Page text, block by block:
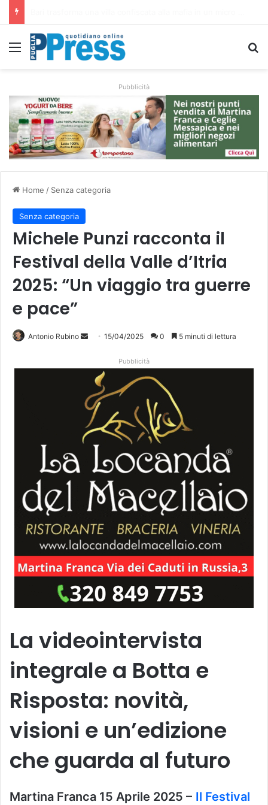
Menu
Pubblicità
Home / Senza categoria
Senza categoria
Michele Punzi racconta il
Festival della Valle d’Itria
2025: “Un viaggio tra guerre
e pace”
Antonio Rubino
Invia 15/04/2025 0 5 minuti di lettura
Pubblicità
La videointervista
integrale a Botta e
Risposta: novità,
visioni e un’edizione
che guarda al futuro
Martina Franca 15 Aprile 2025 – Il Festival